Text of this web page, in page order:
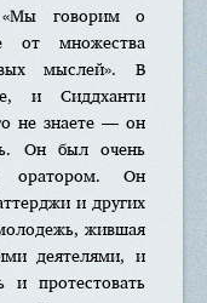
говорим о
от множества
мыслей». В
и Сиддханти
не знаете — он
Он был очень
оратором. Он
и других
жившая
деятелями, и
протестовать